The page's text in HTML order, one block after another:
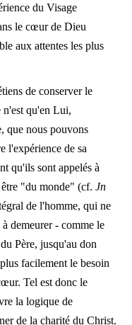
du Visage
le cœur de Dieu
aux attentes les plus
de conserver le
qu'en Lui,
que nous pouvons
l'expérience de sa
qu'ils sont appelés à
être "du monde" (cf. Jn
de l'homme, qui ne
demeurer - comme le
Père, jusqu'au don
facilement le besoin
Tel est donc le
la logique de
de la charité du Christ.